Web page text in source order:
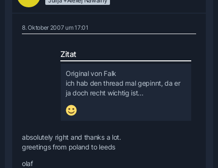
8. Oktober 2007 um 17:01
Zitat
Original von Falk
ich hab den thread mal gepinnt, da er
ja doch recht wichtig ist...
absolutely right and thanks a lot.
greetings from poland to leeds
olaf